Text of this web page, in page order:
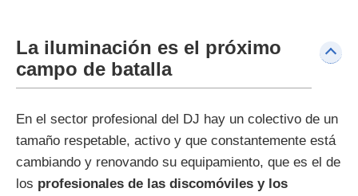
La iluminación es el próximo
campo de batalla
En el sector profesional del DJ hay un colectivo de un
tamaño respetable, activo y que constantemente está
cambiando y renovando su equipamiento, que es el de
los profesionales de las discomóviles y los